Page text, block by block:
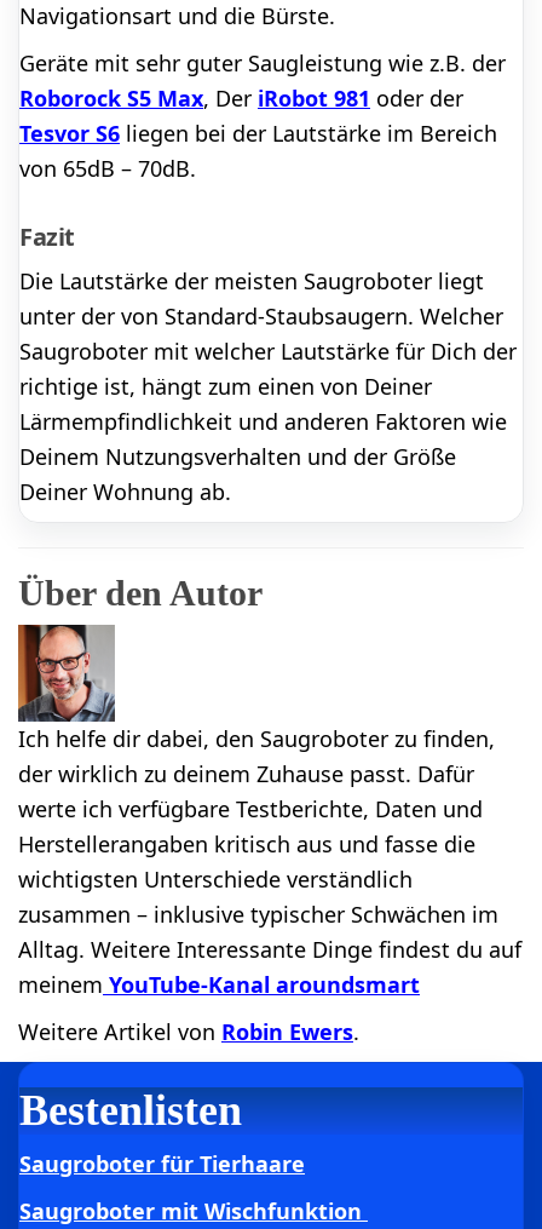
Navigationsart und die Bürste.
Geräte mit sehr guter Saugleistung wie z.B. der
Roborock S5 Max, Der iRobot 981 oder der
Tesvor S6 liegen bei der Lautstärke im Bereich
von 65dB – 70dB.
Fazit
Die Lautstärke der meisten Saugroboter liegt
unter der von Standard-Staubsaugern. Welcher
Saugroboter mit welcher Lautstärke für Dich der
richtige ist, hängt zum einen von Deiner
Lärmempfindlichkeit und anderen Faktoren wie
Deinem Nutzungsverhalten und der Größe
Deiner Wohnung ab.
Über den Autor
Ich helfe dir dabei, den Saugroboter zu finden,
der wirklich zu deinem Zuhause passt. Dafür
werte ich verfügbare Testberichte, Daten und
Herstellerangaben kritisch aus und fasse die
wichtigsten Unterschiede verständlich
zusammen – inklusive typischer Schwächen im
Alltag. Weitere Interessante Dinge findest du auf
meinem YouTube-Kanal aroundsmart
Weitere Artikel von Robin Ewers.
Bestenlisten
Saugroboter für Tierhaare
Saugroboter mit Wischfunktion